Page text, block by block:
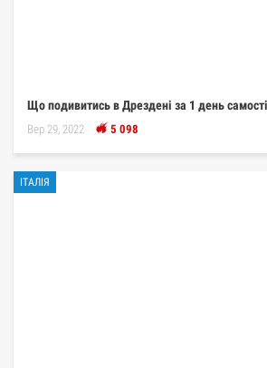
Що подивитись в Дрездені за 1 день
Вер 29, 2022 5 098
ІТАЛІЯ